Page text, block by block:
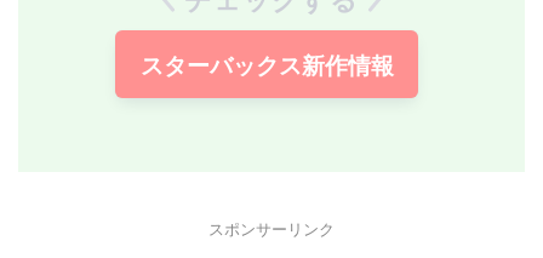
スターバックス新作情報
スポンサーリンク